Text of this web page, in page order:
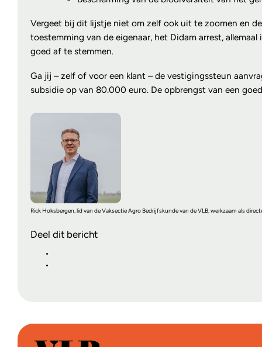
Vergeet bij dit lijstje niet om zelf ook uit te zoomen en
toestemming van de eigenaar, het Didam arrest,
goed af te stemmen.
Ga jij – zelf of voor een klant – de vestigingssteun
subsidie op van 80.000 euro. De opbrengst van een
Rick Hoksbergen, lid van de Vaksectie Agro Bedrijfskunde van de VLB, werkzaam als
Deel dit bericht